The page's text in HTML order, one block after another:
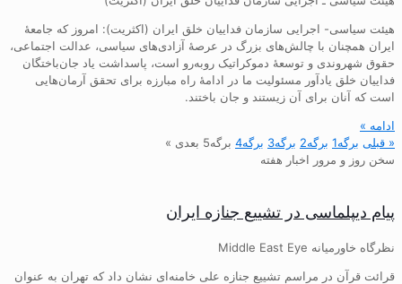
هیئت سیاسی- اجرایی سازمان فداییان خلق ایران (اکثریت): امروز که جامعهٔ
ایران همچنان با چالش‌های بزرگ در عرصهٔ آزادی‌های سیاسی، عدالت اجتماعی،
حقوق شهروندی و توسعهٔ دموکراتیک روبه‌رو است، پاسداشت یاد جان‌باختگان
فداییان خلق یادآور مسئولیت ما در ادامهٔ راه مبارزه برای تحقق آرمان‌هایی
است که آنان برای آن زیستند و جان باختند.
ادامه »
« قبلی برگه1 برگه2 برگه3 برگه4 برگه5 بعدی »
سخن روز و مرور اخبار هفته
پیام دیپلماسی در تشییع جنازه ایران
نظرگاه خاورمیانه Middle East Eye
قرائت قرآن در مراسم تشییع جنازه علی خامنه‌ای نشان داد که تهران به عنوان